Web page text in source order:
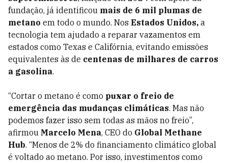
fundação, já identificou mais de 6 mil plumas de
metano em todo o mundo. Nos Estados Unidos, a
tecnologia tem ajudado a reparar vazamentos em
estados como Texas e Califórnia, evitando emissões
equivalentes às de centenas de milhares de carros
a gasolina.
“Cortar o metano é como puxar o freio de
emergência das mudanças climáticas. Mas não
podemos fazer isso sem todas as mãos no freio”,
afirmou Marcelo Mena, CEO do Global Methane
Hub. “Menos de 2% do financiamento climático global
é voltado ao metano. Por isso, investimentos como